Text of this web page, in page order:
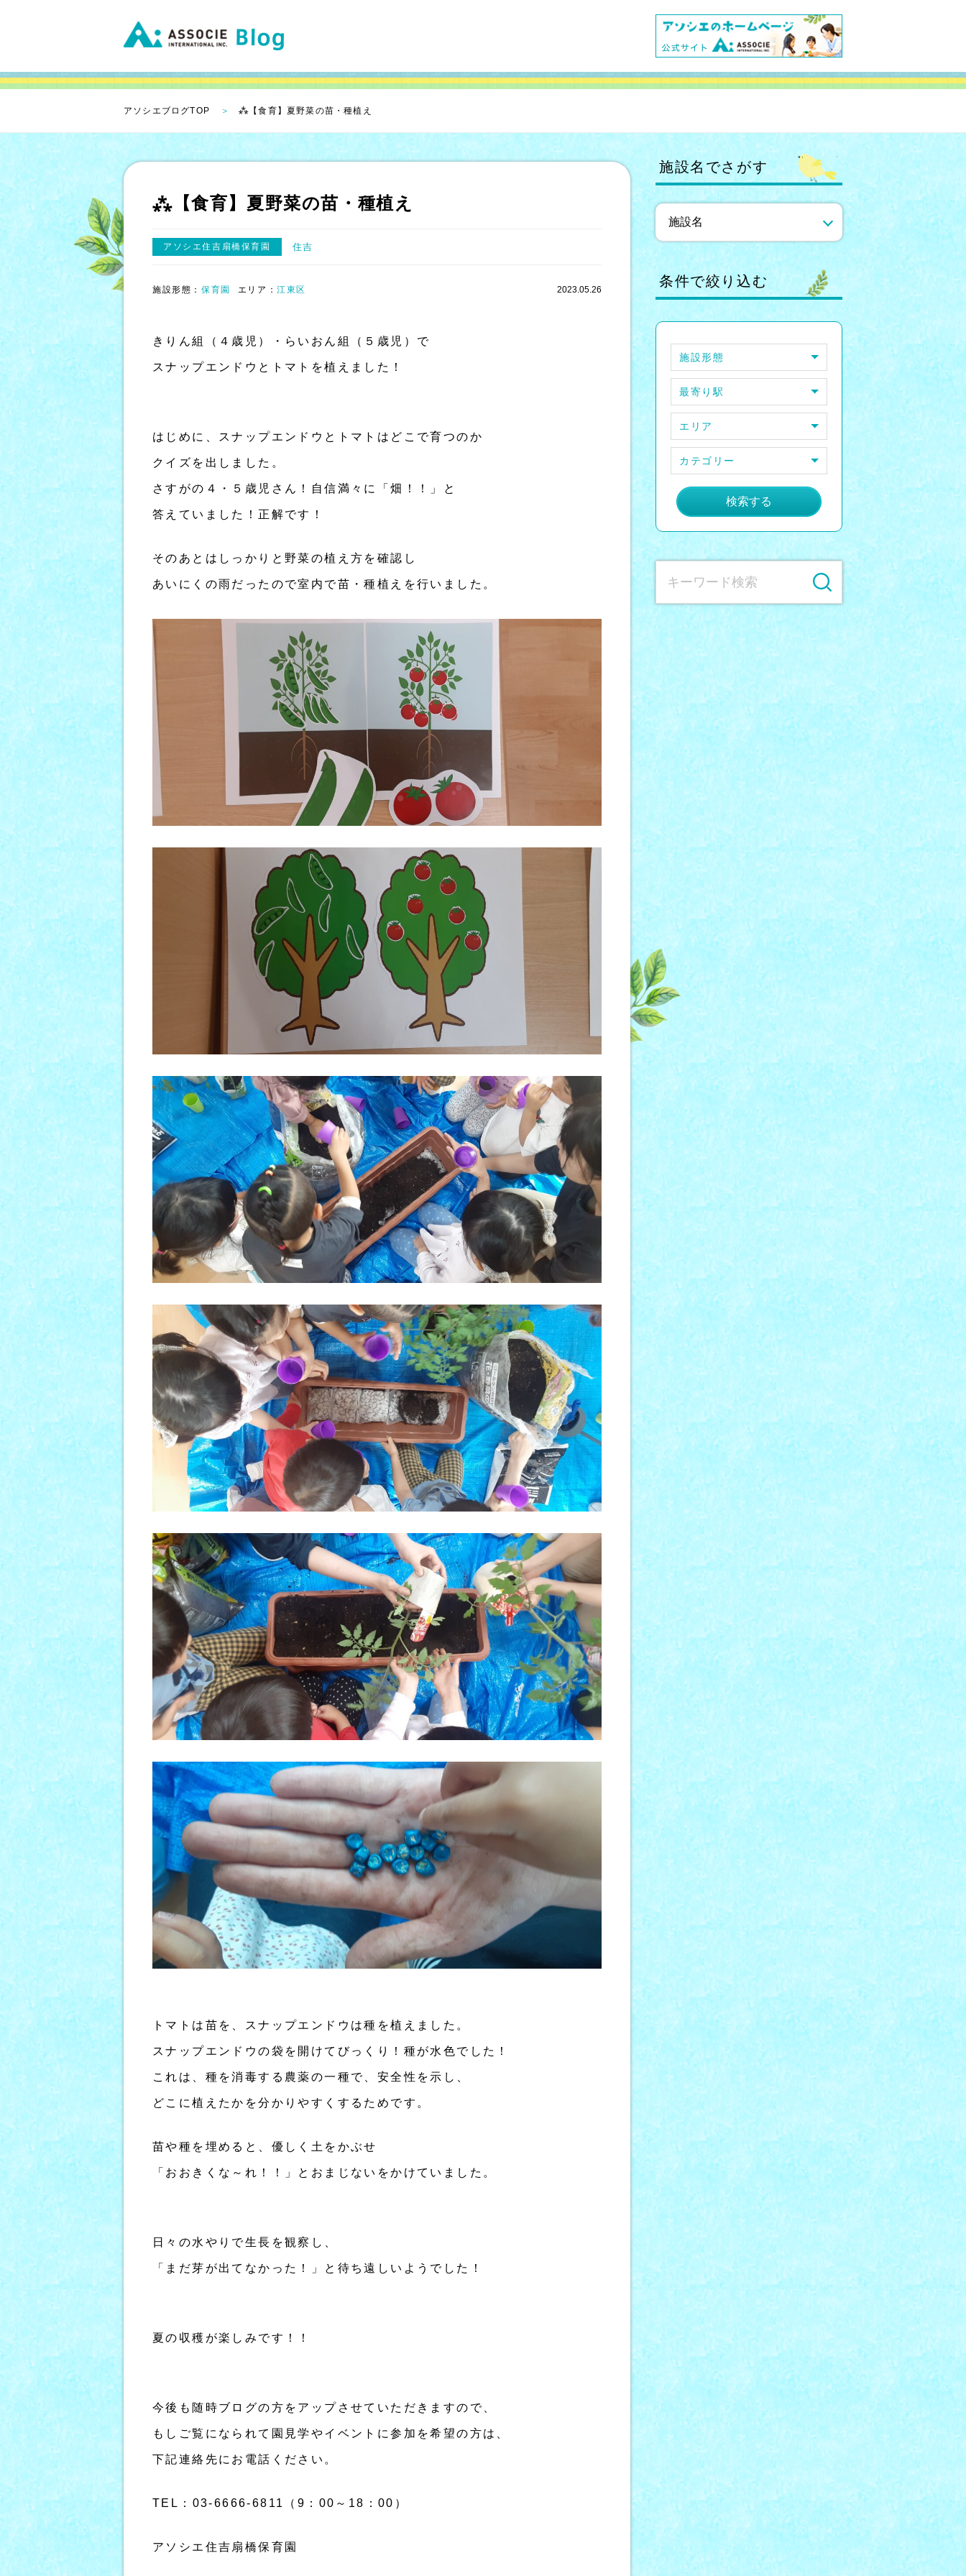
アソシエブログTOP ⁂【食育】夏野菜の苗・種植え
⁂【食育】夏野菜の苗・種植え
アソシエ住吉扇橋保育園 住吉
施設形態： 保育園 エリア：江東区 2023.05.26
きりん組（４歳児）・らいおん組（５歳児）で
スナップエンドウとトマトを植えました！
はじめに、スナップエンドウとトマトはどこで育つのか
クイズを出しました。
さすがの４・５歳児さん！自信満々に「畑！！」と
答えていました！正解です！
そのあとはしっかりと野菜の植え方を確認し
あいにくの雨だったので室内で苗・種植えを行いました。
トマトは苗を、スナップエンドウは種を植えました。
スナップエンドウの袋を開けてびっくり！種が水色でした！
これは、種を消毒する農薬の一種で、安全性を示し、
どこに植えたかを分かりやすくするためです。
苗や種を埋めると、優しく土をかぶせ
「おおきくな～れ！！」とおまじないをかけていました。
日々の水やりで生長を観察し、
「まだ芽が出てなかった！」と待ち遠しいようでした！
夏の収穫が楽しみです！！
今後も随時ブログの方をアップさせていただきますので、
もしご覧になられて園見学やイベントに参加を希望の方は、
下記連絡先にお電話ください。
TEL：03-6666-6811（9：00～18：00）
アソシエ住吉扇橋保育園
施設名でさがす
条件で絞り込む
施設形態
最寄り駅
エリア
カテゴリー